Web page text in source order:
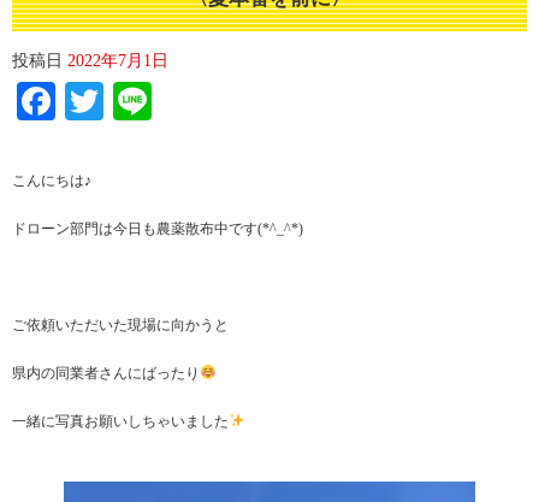
投稿日 2022年7月1日
Facebook
Twitter
こんにちは♪
ドローン部門は今日も農薬散布中です(*^_^*)
ご依頼いただいた現場に向かうと
県内の同業者さんにばったり
一緒に写真お願いしちゃいました